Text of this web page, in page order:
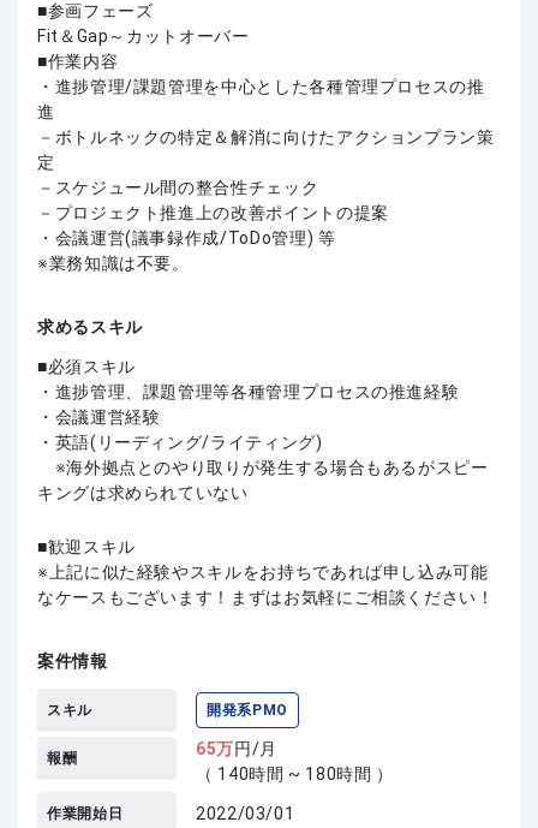
■参画フェーズ
Fit＆Gap～カットオーバー
■作業内容
・進捗管理/課題管理を中心とした各種管理プロセスの推
進
－ボトルネックの特定＆解消に向けたアクションプラン策
定
－スケジュール間の整合性チェック
－プロジェクト推進上の改善ポイントの提案
・会議運営(議事録作成/ToDo管理) 等
※業務知識は不要。
求めるスキル
必須スキル
・進捗管理、課題管理等各種管理プロセスの推進経験
・会議運営経験
・英語(リーディング/ライティング)
※海外拠点とのやり取りが発生する場合もあるがスピー
キングは求められていない
歓迎スキル
上記に似た経験やスキルをお持ちであれば申し込み可能
なケースもございます！まずはお気軽にご相談ください！
案件情報
スキル 開発系PMO
報酬 65万円/月
（ 140時間 ~ 180時間 ）
作業開始日 2022/03/01